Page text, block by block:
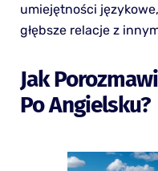
umiejętności
głębsze relacje z
Jak
Po Angielsku?